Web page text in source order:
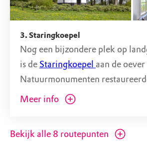
3. Staringkoepel
Nog een bijzondere plek op
is de Staringkoepel aan de
Natuurmonumenten
theekoepel in 2004 van een
het magnifieke uitzicht over het
Meer info
Bekijk alle 8 routepunten